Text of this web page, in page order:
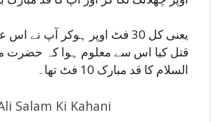
یعنی کل 30 فٹ اوپر ہوکر آپ نے
قتل کیا اس سے معلوم ہوا کہ حضرت
السلام کا قد مبارک 10 فٹ تھا۔
Salam Ki Kahani